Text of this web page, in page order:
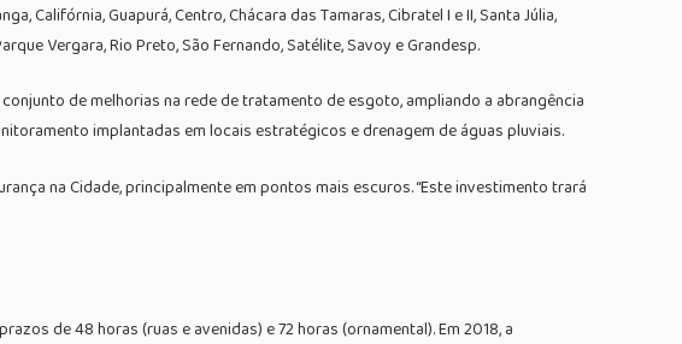
Califórnia, Guapurá, Centro, Chácara das Tamaras, Cibratel I e II, Santa Júlia,
Vergara, Rio Preto, São Fernando, Satélite, Savoy e Grandesp.
de melhorias na rede de tratamento de esgoto, ampliando a abrangência
implantadas em locais estratégicos e drenagem de águas pluviais.
na Cidade, principalmente em pontos mais escuros. “Este investimento trará
de 48 horas (ruas e avenidas) e 72 horas (ornamental). Em 2018, a